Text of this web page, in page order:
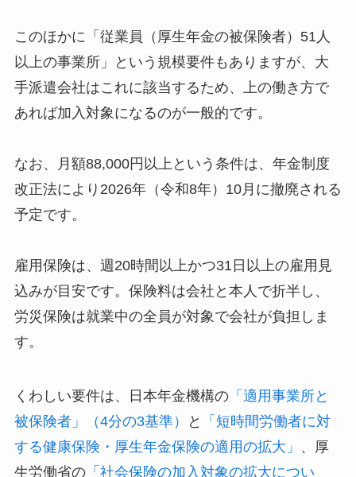
このほかに「従業員（厚生年金の被保険者）51人
以上の事業所」という規模要件もありますが、大
手派遣会社はこれに該当するため、上の働き方で
あれば加入対象になるのが一般的です。
なお、月額88,000円以上という条件は、年金制度
改正法により2026年（令和8年）10月に撤廃される
予定です。
雇用保険は、週20時間以上かつ31日以上の雇用見
込みが目安です。保険料は会社と本人で折半し、
労災保険は就業中の全員が対象で会社が負担しま
す。
くわしい要件は、日本年金機構の「適用事業所と
被保険者」（4分の3基準）
と
「短時間労働者に対
する健康保険・厚生年金保険の適用の拡大」 、厚
生労働省の「社会保険の加入対象の拡大につい